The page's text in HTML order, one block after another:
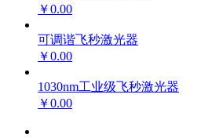
￥0.00
可调谐飞秒激光器
￥0.00
1030nm工业级飞秒激光器
￥0.00